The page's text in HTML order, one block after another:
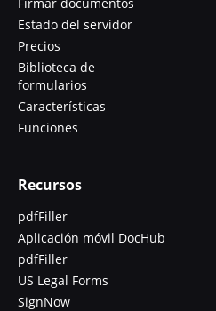
Estado del servidor
Precios
Biblioteca de
formularios
Características
Funciones
Recursos
pdfFiller
Aplicación móvil DocHub
pdfFiller
US Legal Forms
SignNow